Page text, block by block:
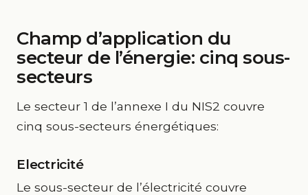
Champ d’application du
secteur de l’énergie: cinq sous-
secteurs
Le secteur 1 de l’annexe I du NIS2 couvre
cinq sous-secteurs énergétiques:
Electricité
Le sous-secteur de l’électricité couvre